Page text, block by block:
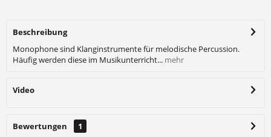
Beschreibung
Monophone sind Klanginstrumente für melodische Percussion.
Häufig werden diese im Musikunterricht... mehr
Video
Bewertungen
1